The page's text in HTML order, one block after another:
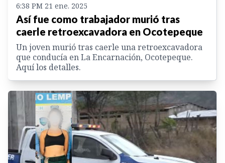
6:38 PM 21 ene. 2025
Así fue como trabajador murió tras
caerle retroexcavadora en Ocotepeque
Un joven murió tras caerle una retroexcavadora
que conducía en La Encarnación, Ocotepeque.
Aquí los detalles.